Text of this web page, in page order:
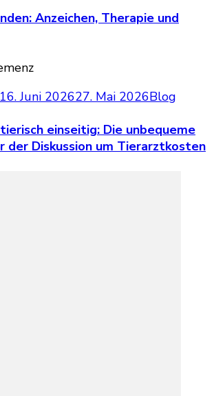
Anzeichen, Therapie und
16. Juni 202627. Mai 2026Blog
einseitig: Die unbequeme
der Diskussion um Tierarztkosten